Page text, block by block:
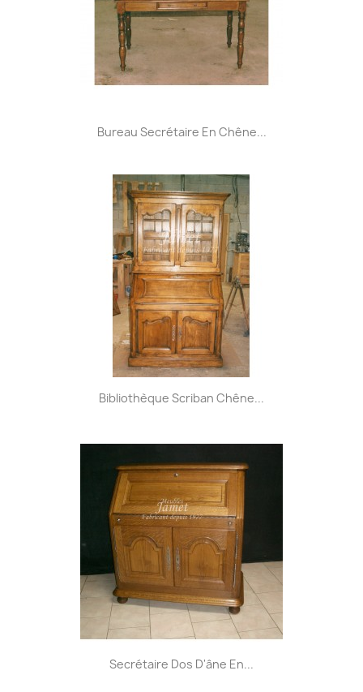
Bureau Secrétaire En Chêne...
Bibliothèque Scriban Chêne...
Secrétaire Dos D'âne En...